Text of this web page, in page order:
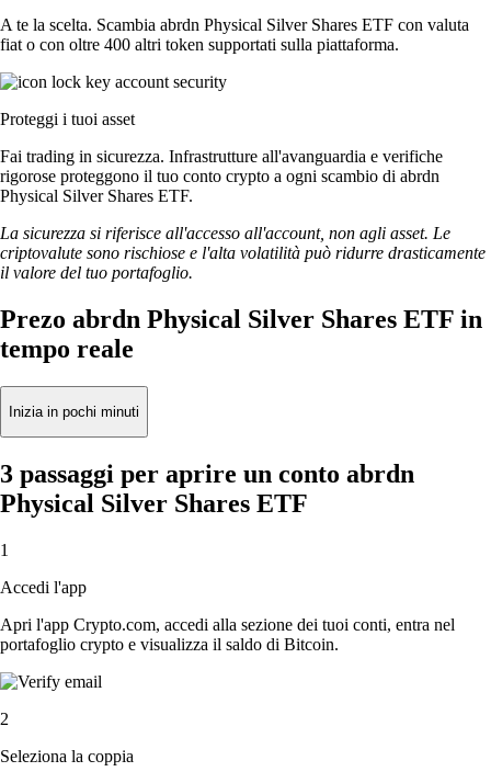
A te la scelta. Scambia abrdn Physical Silver Shares ETF con valuta
fiat o con oltre 400 altri token supportati sulla piattaforma.
Proteggi i tuoi asset
Fai trading in sicurezza. Infrastrutture all'avanguardia e verifiche
rigorose proteggono il tuo conto crypto a ogni scambio di abrdn
Physical Silver Shares ETF.
La sicurezza si riferisce all'accesso all'account, non agli asset. Le
criptovalute sono rischiose e l'alta volatilità può ridurre drasticamente
il valore del tuo portafoglio.
Prezo abrdn Physical Silver Shares ETF in
tempo reale
Inizia in pochi minuti
3 passaggi per aprire un conto abrdn
Physical Silver Shares ETF
1
Accedi l'app
Apri l'app Crypto.com, accedi alla sezione dei tuoi conti, entra nel
portafoglio crypto e visualizza il saldo di Bitcoin.
2
Seleziona la coppia